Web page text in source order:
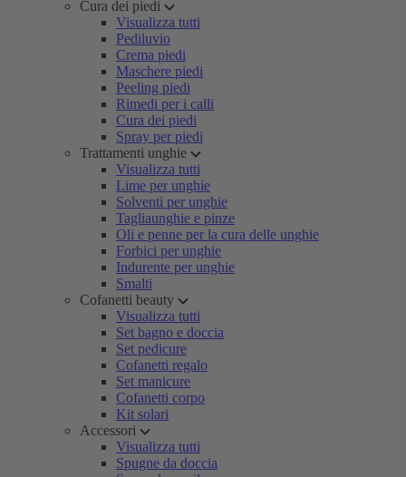
Cura dei piedi
Visualizza tutti
Pediluvio
Crema piedi
Maschere piedi
Peeling piedi
Rimedi per i calli
Cura dei piedi
Spray per piedi
Trattamenti unghie
Visualizza tutti
Lime per unghie
Solventi per unghie
Tagliaunghie e pinze
Oli e penne per la cura delle unghie
Forbici per unghie
Indurente per unghie
Smalti
Cofanetti beauty
Visualizza tutti
Set bagno e doccia
Set pedicure
Cofanetti regalo
Set manicure
Cofanetti corpo
Kit solari
Accessori
Visualizza tutti
Spugne da doccia